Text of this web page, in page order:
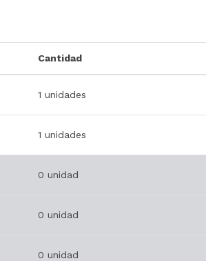
Cantidad
1 unidades
1 unidades
0 unidad
0 unidad
0 unidad